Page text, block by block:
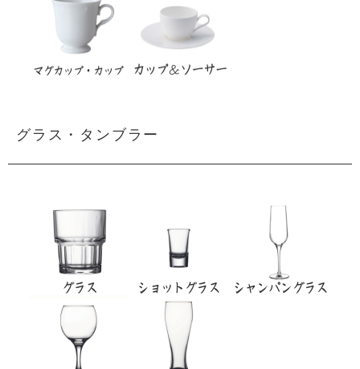
グラス・タンブラー